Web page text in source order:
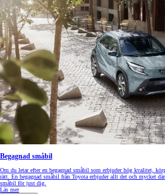
Begagnad småbil
Om du letar efter en begagnad småbil som erbjuder hög kvalitet,
rätt. En begagnad småbil från Toyota erbjuder allt det och mycket
småbil för just dig.
Läs mer